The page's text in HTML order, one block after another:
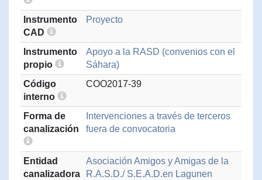
Instrumento
CAD
Proyecto
Instrumento
propio
Apoyo a la RASD (convenios con el
Sáhara)
Código
interno
COO2017-39
Forma de
canalización
Intervenciones a través de terceros
fuera de convocatoria
Entidad
canalizadora
Asociación Amigos y Amigas de la
R.A.S.D./ S.E.A.D.en Lagunen